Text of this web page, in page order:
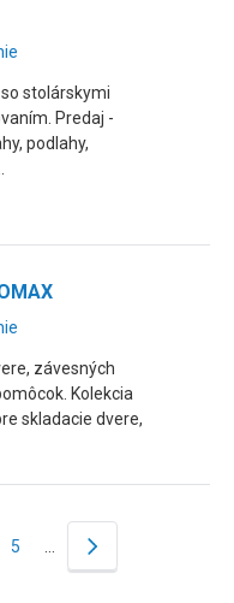
stolárskymi
Predaj -
podlahy,
závesných
Kolekcia
skladacie dvere,
5